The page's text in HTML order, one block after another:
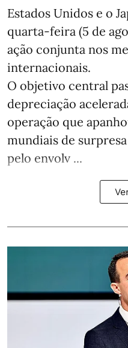
Estados Unidos e o
quarta-feira (5 de
ação conjunta nos
internacionais.
O objetivo central
depreciação
operação que
mundiais de
pelo envolv ...